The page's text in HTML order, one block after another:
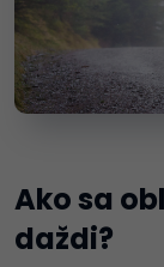
Ako sa
daždi?